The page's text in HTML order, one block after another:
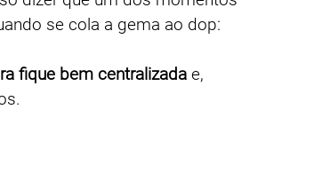
se cola a gema ao dop:
fique bem centralizada e,